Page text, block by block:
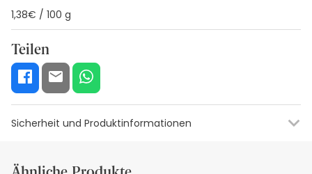
1,38€ / 100 g
Teilen
Sicherheit und Produktinformationen